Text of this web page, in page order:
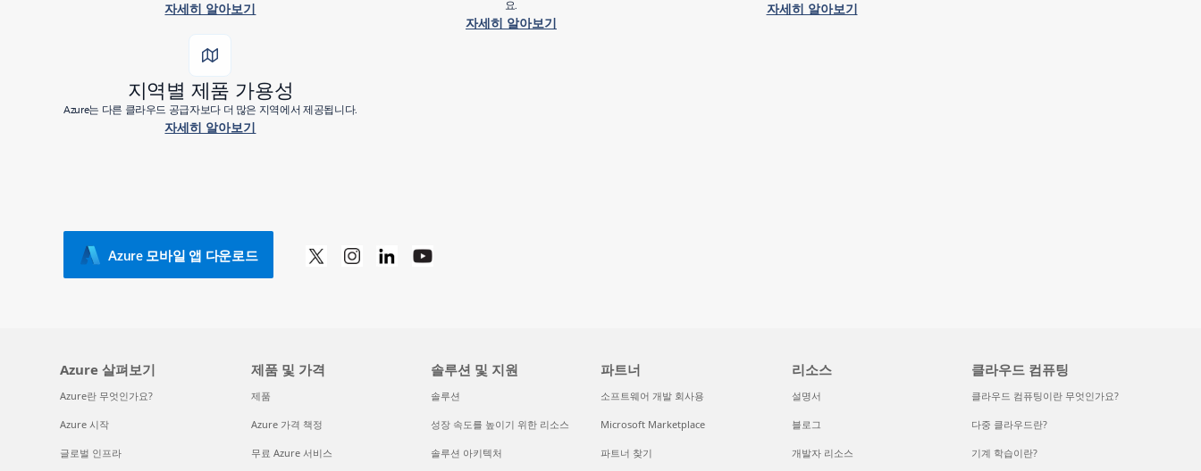
자세히 알아보기
요.
자세히 알아보기
자세히 알아보기
지역별 제품 가용성
Azure는 다른 클라우드 공급자보다 더 많은 지역에서 제공됩니다.
자세히 알아보기
Azure 모바일 앱 다운로드
Azure 살펴보기
Azure란 무엇인가요?
Azure 시작
글로벌 인프라
제품 및 가격
제품
Azure 가격 책정
무료 Azure 서비스
솔루션 및 지원
솔루션
성장 속도를 높이기 위한 리소스
솔루션 아키텍처
파트너
소프트웨어 개발 회사용
Microsoft Marketplace
파트너 찾기
리소스
설명서
블로그
개발자 리소스
클라우드 컴퓨팅
클라우드 컴퓨팅이란 무엇인가요?
다중 클라우드란?
기계 학습이란?